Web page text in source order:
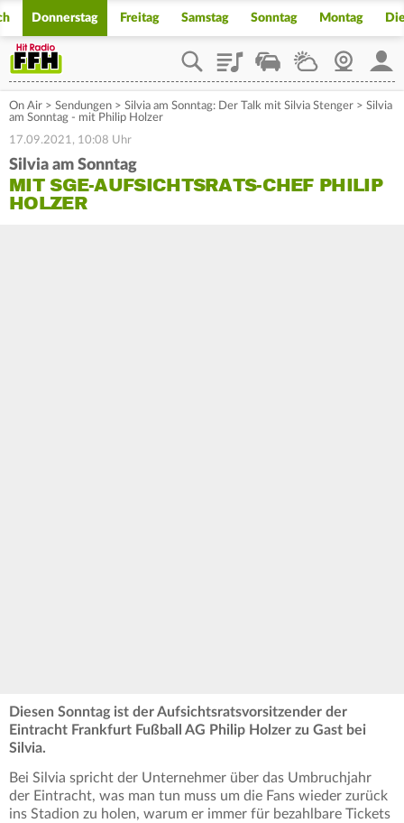
Donnerstag Freitag Samstag Sonntag Montag
PlaylistStaupilotWetterWebcam
On Air > Sendungen > Silvia am Sonntag: Der Talk mit Silvia Stenger > Silvia
am Sonntag - mit Philip Holzer
17.09.2021, 10:08 Uhr
Silvia am Sonntag
MIT SGE-AUFSICHTSRATS-CHEF PHILIP
HOLZER
Diesen Sonntag ist der Aufsichtsratsvorsitzender der
Eintracht Frankfurt Fußball AG Philip Holzer zu Gast bei
Silvia.
Bei Silvia spricht der Unternehmer über das Umbruchjahr
der Eintracht, was man tun muss um die Fans wieder zurück
ins Stadion zu holen, warum er immer für bezahlbare Tickets